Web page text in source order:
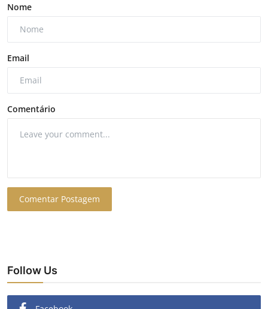
Nome
Email
Comentário
Comentar Postagem
Follow Us